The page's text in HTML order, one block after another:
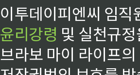
이투데이피엔씨 임
윤리강령 및 실천규
브라보 마이 라이프